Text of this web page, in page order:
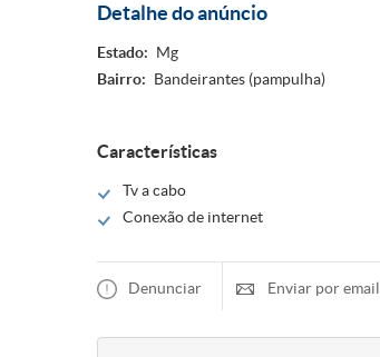
Detalhe do anúncio
Estado: Mg
Bairro: Bandeirantes (pampulha)
Características
Tv a cabo
Conexão de internet
Denunciar Enviar por email